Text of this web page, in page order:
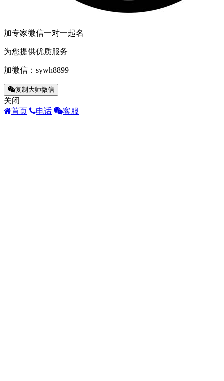
加专家微信一对一起名
为您提供优质服务
加微信： sywh8899
复制大师微信
关闭
首页
电话 客服